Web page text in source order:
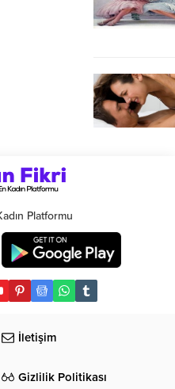
Platformu
İletişim
Gizlilik Politikası